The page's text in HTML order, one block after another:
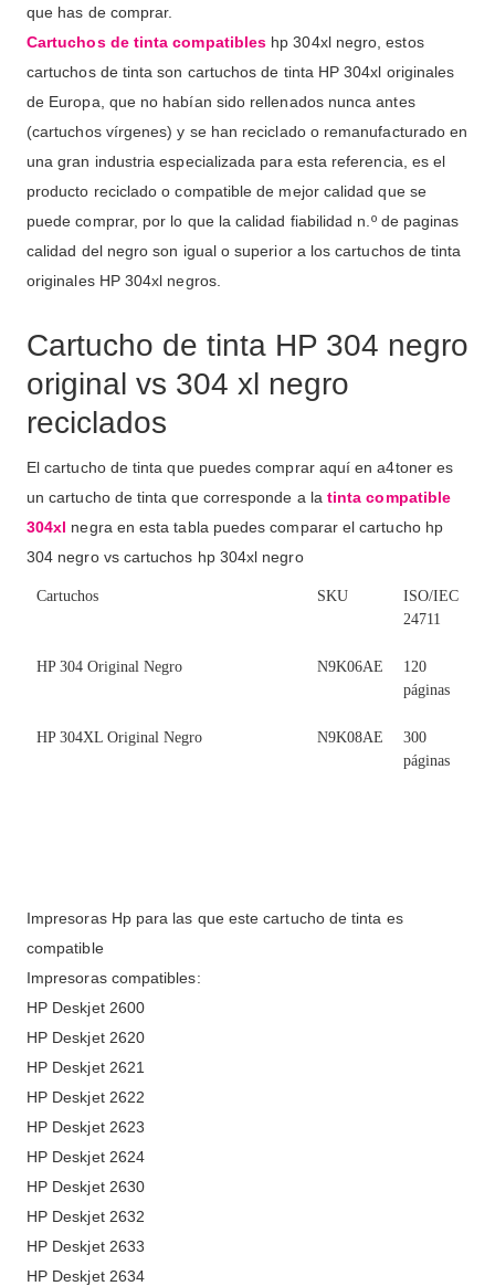
que has de comprar.
Cartuchos de tinta compatibles hp 304xl negro, estos
cartuchos de tinta son cartuchos de tinta HP 304xl originales
de Europa, que no habían sido rellenados nunca antes
(cartuchos vírgenes) y se han reciclado o remanufacturado en
una gran industria especializada para esta referencia, es el
producto reciclado o compatible de mejor calidad que se
puede comprar, por lo que la calidad fiabilidad n.º de paginas
calidad del negro son igual o superior a los cartuchos de tinta
originales HP 304xl negros.
Cartucho de tinta HP 304 negro
original vs 304 xl negro
reciclados
El cartucho de tinta que puedes comprar aquí en a4toner es
un cartucho de tinta que corresponde a la tinta compatible
304xl negra en esta tabla puedes comparar el cartucho hp
304 negro vs cartuchos hp 304xl negro
Cartuchos SKU
ISO/IEC
24711
HP 304 Original Negro N9K06AE
120
páginas
HP 304XL Original Negro N9K08AE
300
páginas
Impresoras Hp para las que este cartucho de tinta es
compatible
Impresoras compatibles:
HP Deskjet 2600
HP Deskjet 2620
HP Deskjet 2621
HP Deskjet 2622
HP Deskjet 2623
HP Deskjet 2624
HP Deskjet 2630
HP Deskjet 2632
HP Deskjet 2633
HP Deskjet 2634